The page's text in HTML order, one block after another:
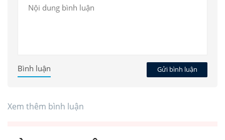
Gửi bình luận
Bình luận
Xem thêm bình luận